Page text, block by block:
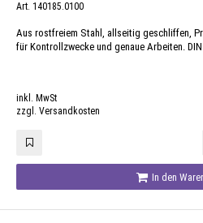
Art. 140185.0100
Aus rostfreiem Stahl, allseitig geschliffen,
für Kontrollzwecke und genaue Arbeiten.
inkl. MwSt
zzgl. Versandkosten
In den